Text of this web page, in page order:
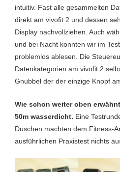
intuitiv. Fast alle gesammelten
direkt am vivofit 2 und dessen
Display nachvollziehen. Auch
und bei Nacht konnten wir im
problemlos ablesen. Die
Datenkategorien am vivofit 2
Gnubbel der der einzige Knopf
Wie schon weiter oben
50m wasserdicht. Eine
Duschen machten dem Fitness-
ausführlichen Praxistest nichts